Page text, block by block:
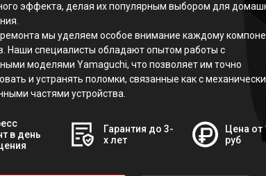
эффекта, делая их популярным выбором для
мы уделяем особое внимание каждому
Наши специалисты обладают опытом работы с
моделями Yamaguchi, что позволяет им точно
и устранять поломки, связанные как с
частями устройства.
в день
Гарантия до 3-
х лет
Цена от
руб